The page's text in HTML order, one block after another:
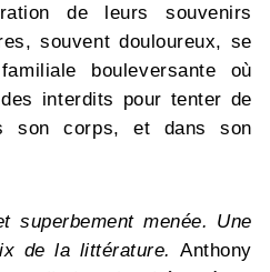
de leurs souvenirs
souvent douloureux, se
bouleversante où
interdits pour tenter de
son corps, et dans son
superbement menée. Une
de la littérature.Anthony